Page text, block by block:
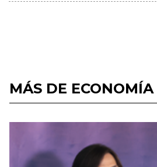
MÁS DE ECONOMÍA